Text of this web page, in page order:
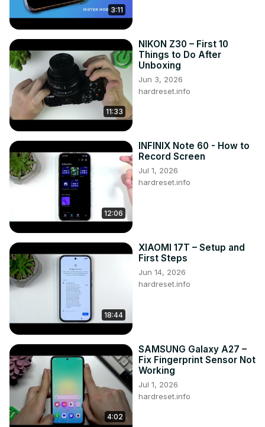
3:11
11:33
NIKON Z30 – First 10
Things to Do After
Unboxing
Jun 3, 2026
hardreset.info
12:06
INFINIX Note 60 - How to
Record Screen
Jul 1, 2026
hardreset.info
18:44
XIAOMI 17T – Setup and
First Steps
Jun 14, 2026
hardreset.info
4:02
SAMSUNG Galaxy A27 –
Fix Fingerprint Sensor Not
Working
Jul 1, 2026
hardreset.info